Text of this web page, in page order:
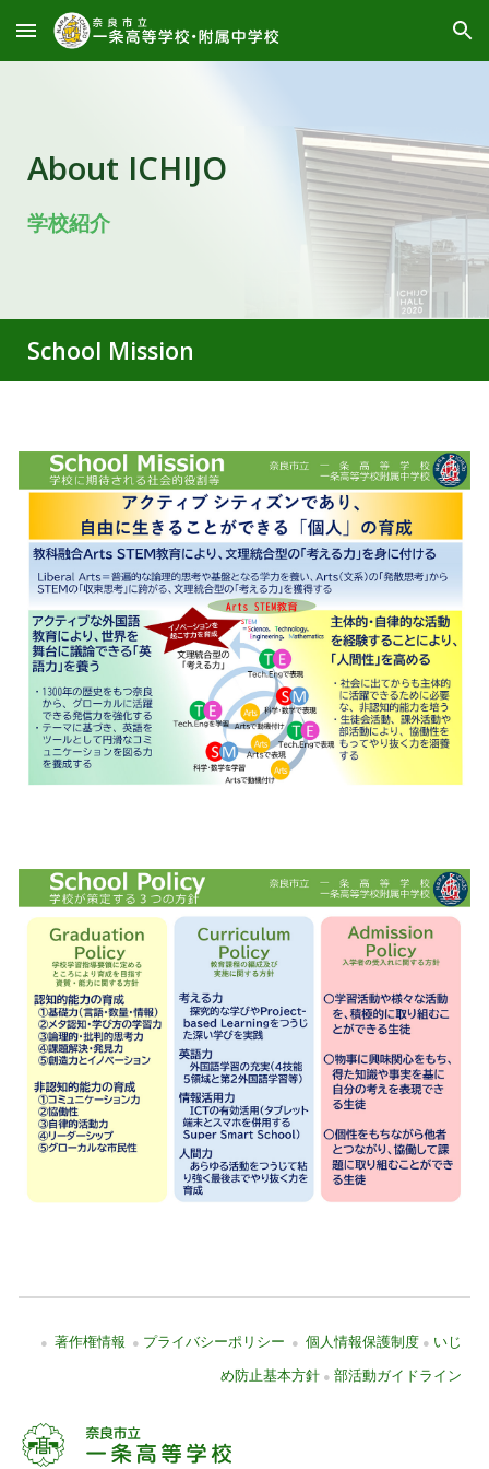
Skip to main content Skip to navigation
About ICHIJO
学校紹介
School Mission
● 著作権情報 ● プライバシーポリシー ● 個人情報保護制度 ● いじ
め防止基本方針 ● 部活動ガイドライン